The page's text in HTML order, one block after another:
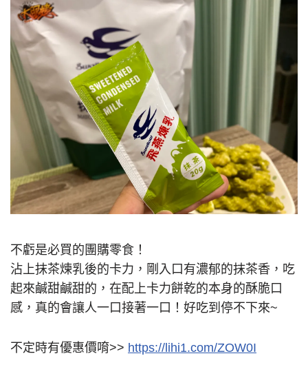
不虧是必買的團購零食！
沾上抹茶煉乳後的卡力，剛入口有濃郁的抹茶香，吃
起來鹹甜鹹甜的，在配上卡力餅乾的本身的酥脆口
感，真的會讓人一口接著一口！好吃到停不下來~
不定時有優惠價唷>> https://lihi1.com/ZOW0I